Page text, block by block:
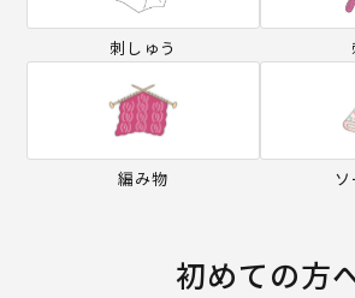
刺しゅう
編み物
初めての方